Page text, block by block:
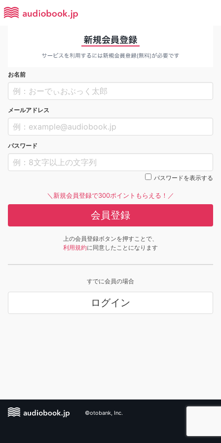
お名前
メールアドレス
パスワード
パスワードを表示する
＼新規会員登録で300ポイントもらえる！／
会員登録
上の会員登録ボタンを押すことで、
利用規約に同意したことになります
すでに会員の場合
ログイン
©otobank, Inc.